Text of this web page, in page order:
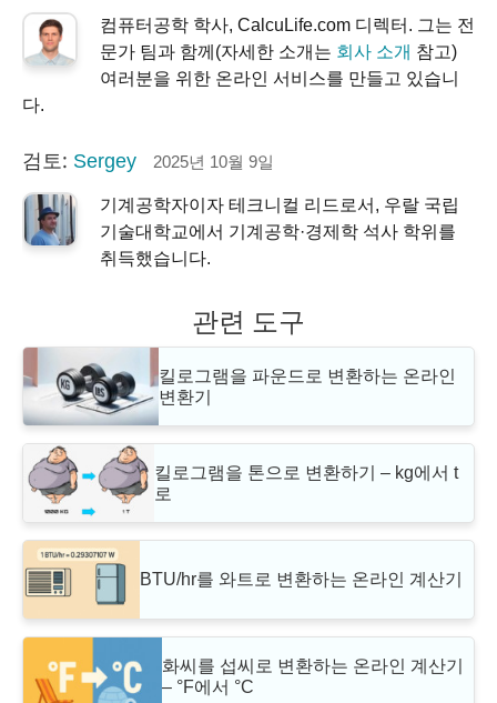
컴퓨터공학 학사, CalcuLife.com 디렉터. 그는 전
문가 팀과 함께(자세한 소개는 회사 소개 참고)
여러분을 위한 온라인 서비스를 만들고 있습니
다.
검토: Sergey 2025년 10월 9일
기계공학자이자 테크니컬 리드로서, 우랄 국립
기술대학교에서 기계공학·경제학 석사 학위를
취득했습니다.
관련 도구
킬로그램을 파운드로 변환하는 온라인
변환기
킬로그램을 톤으로 변환하기 – kg에서 t
로
BTU/hr를 와트로 변환하는 온라인 계산기
화씨를 섭씨로 변환하는 온라인 계산기
– °F에서 °C